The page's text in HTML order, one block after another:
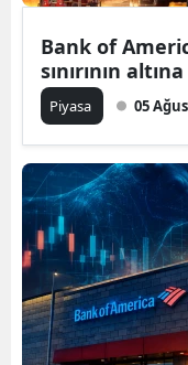
Bank of
sınırının
Piyasa 05